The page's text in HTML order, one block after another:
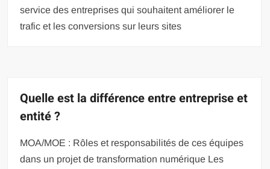
service des entreprises qui souhaitent améliorer le
trafic et les conversions sur leurs sites
Quelle est la différence entre entreprise et
entité ?
MOA/MOE : Rôles et responsabilités de ces équipes
dans un projet de transformation numérique Les